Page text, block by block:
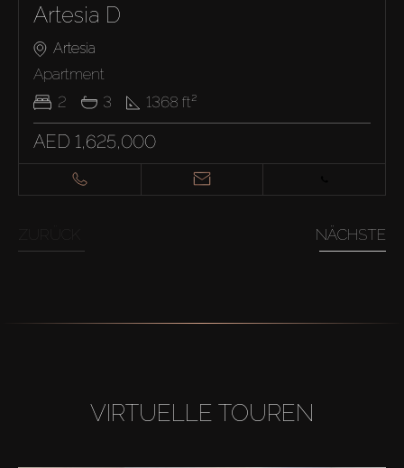
Artesia D
Artesia
Apartment
2
3 1368 ft²
AED 1,625,000
NÄCHSTE
VIRTUELLE TOUREN